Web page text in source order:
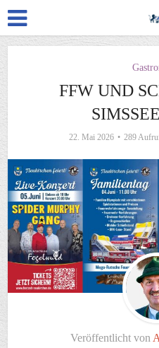
FFW UND
22. Mai 2026 289
Veröffentlicht von